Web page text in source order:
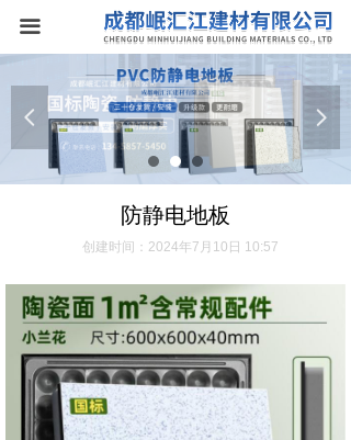
넳 넲
끀
首页
产品中心
防静电地板
防静电地板
创建时间： 2024年7月10日 10:57